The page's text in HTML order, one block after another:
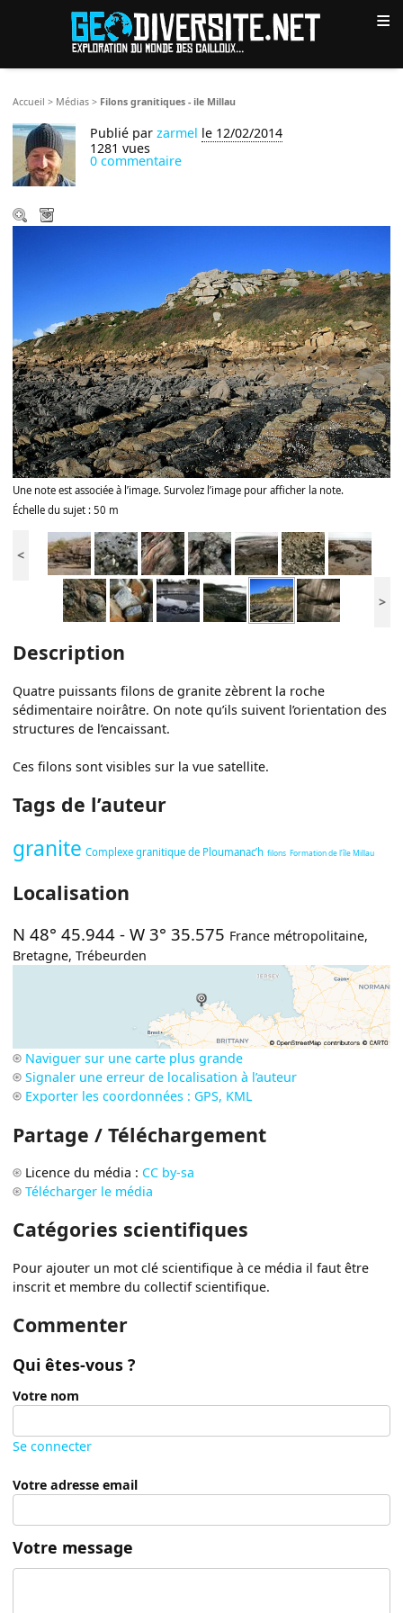
≡
Accueil > Médias > Filons granitiques - ile Millau
Publié parzarmel le 12/02/2014
1281 vues
0 commentaire
Une note est associée à l’image. Survolez l’image pour afficher la note.
Échelle du sujet : 50 m
<
>
Description
Quatre puissants filons de granite zèbrent la roche
sédimentaire noirâtre. On note qu’ils suivent l’orientation des
structures de l’encaissant.
Ces filons sont visibles sur la vue satellite.
Tags de l’auteur
granite Complexe granitique de Ploumanac’h filons Formation de l’île Millau
Localisation
N 48° 45.944 -W 3° 35.575 France métropolitaine,
Bretagne,Trébeurden
Naviguer sur une carte plus grande
Signaler une erreur de localisation à l’auteur
Exporter les coordonnées : GPS, KML
Partage / Téléchargement
Licence du média : CC by-sa
Télécharger le média
Catégories scientifiques
Pour ajouter un mot clé scientifique à ce média il faut être
inscrit et membre du collectif scientifique.
Commenter
Qui êtes-vous ?
Votre nom
Se connecter
Votre adresse email
Votre message